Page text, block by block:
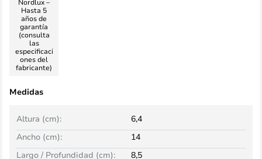
Hasta 5
años de
garantía
(consulta
las
especificaci
ones del
fabricante)
Medidas
Ancho (cm): 14
Altura (cm): 6,4
Largo / Profundidad (cm): 8,5